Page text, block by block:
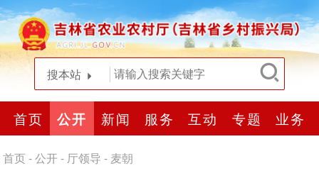
搜本站
首页 公开 新闻 服务 互动 专题 业务
首页-公开 - 厅领导 - 麦朝